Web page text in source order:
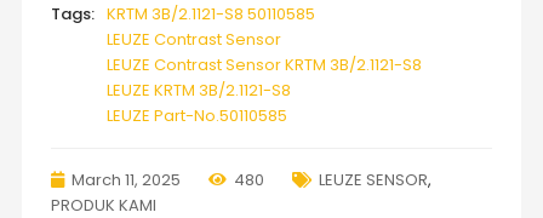
Tags: KRTM 3B/2.1121-S8 50110585
LEUZE Contrast Sensor
LEUZE Contrast Sensor KRTM 3B/2.1121-S8
LEUZE KRTM 3B/2.1121-S8
LEUZE Part-No.50110585
March 11, 2025 480 LEUZE SENSOR,
PRODUK KAMI